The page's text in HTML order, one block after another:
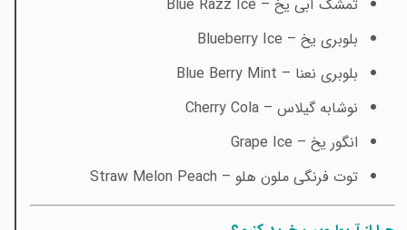
تمشک آبی یخ – Blue Razz Ice
بلوبری یخ – Blueberry Ice
بلوبری نعنا – Blue Berry Mint
نوشابه گیلاس – Cherry Cola
انگور یخ – Grape Ice
توت فرنگی ملون هلو – Straw Melon Peach